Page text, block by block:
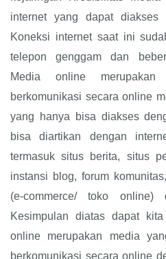
internet yang dapat
Koneksi internet saat ini
telepon genggam dan
Media online
berkomunikasi secara online
yang hanya bisa diakses
bisa diartikan dengan
termasuk situs berita, situs
instansi blog, forum
(e-commerce/ toko online)
Kesimpulan diatas dapat
online merupakan media
berkomunikasi secara online